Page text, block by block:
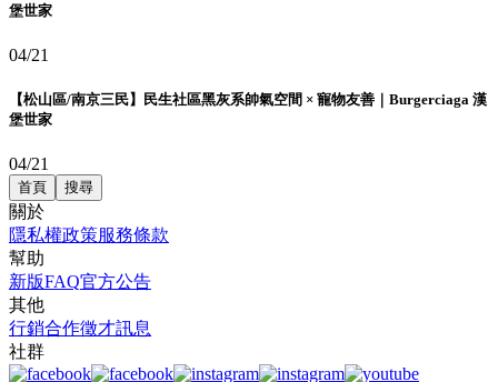
堡世家
04/21
【松山區/南京三民】民生社區黑灰系帥氣空間 × 寵物友善｜Burgerciaga 漢
堡世家
04/21
首頁 搜尋
關於
隱私權政策服務條款
幫助
新版FAQ官方公告
其他
行銷合作徵才訊息
社群